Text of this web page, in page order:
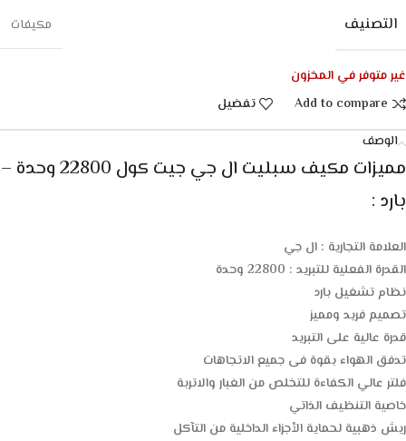
التصنيف مكيفات
غير متوفر في المخزون
Add to compare
تفضيل
الوصف
مميزات مكيف سبليت ال جي جيت كول 22800 وحدة –
بارد :
العلامة التجارية : ال جي
القدرة الفعلية للتبريد : 22800 وحدة
نظام تشغيل بارد
تصميم فريد ومميز
قدرة عالية على التبريد
تدفق الهواء بقوة فى جميع الاتجاهات
فلتر عالي الكفاءة للتخلص من الغبار والاتربة
خاصية التنظيف الذاتي
ريش ذهبية لحماية الأجزاء الداخلية من التآكل